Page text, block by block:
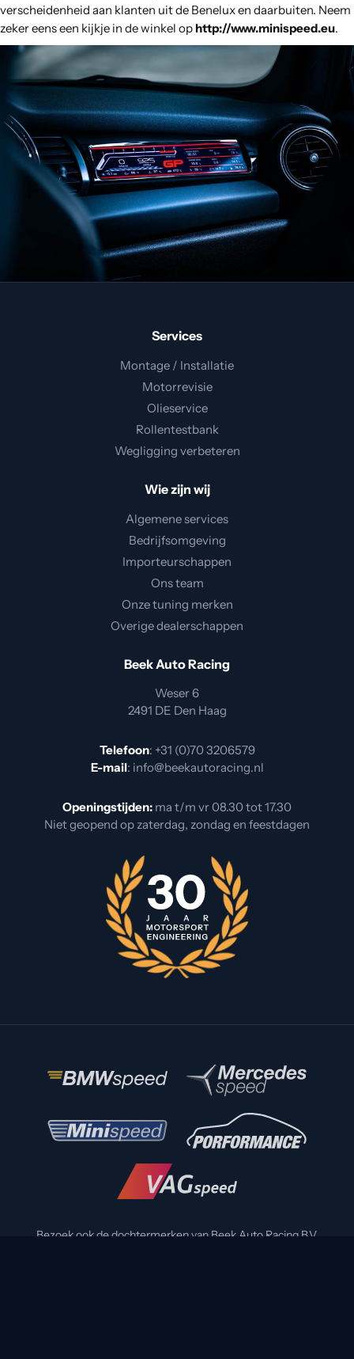
verscheidenheid aan klanten uit de Benelux en daarbuiten. Neem
zeker eens een kijkje in de winkel op http://www.minispeed.eu.
Services
Montage / Installatie
Motorrevisie
Olieservice
Rollentestbank
Wegligging verbeteren
Wie zijn wij
Algemene services
Bedrijfsomgeving
Importeurschappen
Ons team
Onze tuning merken
Overige dealerschappen
Beek Auto Racing
Weser 6
2491 DE Den Haag
Telefoon: +31 (0)70 3206579
E-mail: info@beekautoracing.nl
Openingstijden: ma t/m vr 08.30 tot 17.30
Niet geopend op zaterdag, zondag en feestdagen
Bezoek ook de dochtermerken van Beek Auto Racing B.V.